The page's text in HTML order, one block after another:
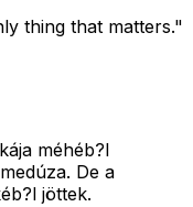
thing that matters."
méhéb?l
De a
jöttek.